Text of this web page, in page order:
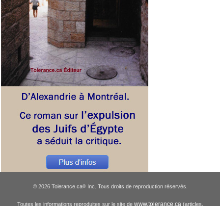
© 2026 Tolerance.ca®Inc. Tous droits de reproduction réservés.
Toutes les informations reproduites sur le site de www.tolerance.ca(articles,